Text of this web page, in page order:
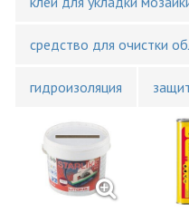
средство для очистки
гидроизоляция